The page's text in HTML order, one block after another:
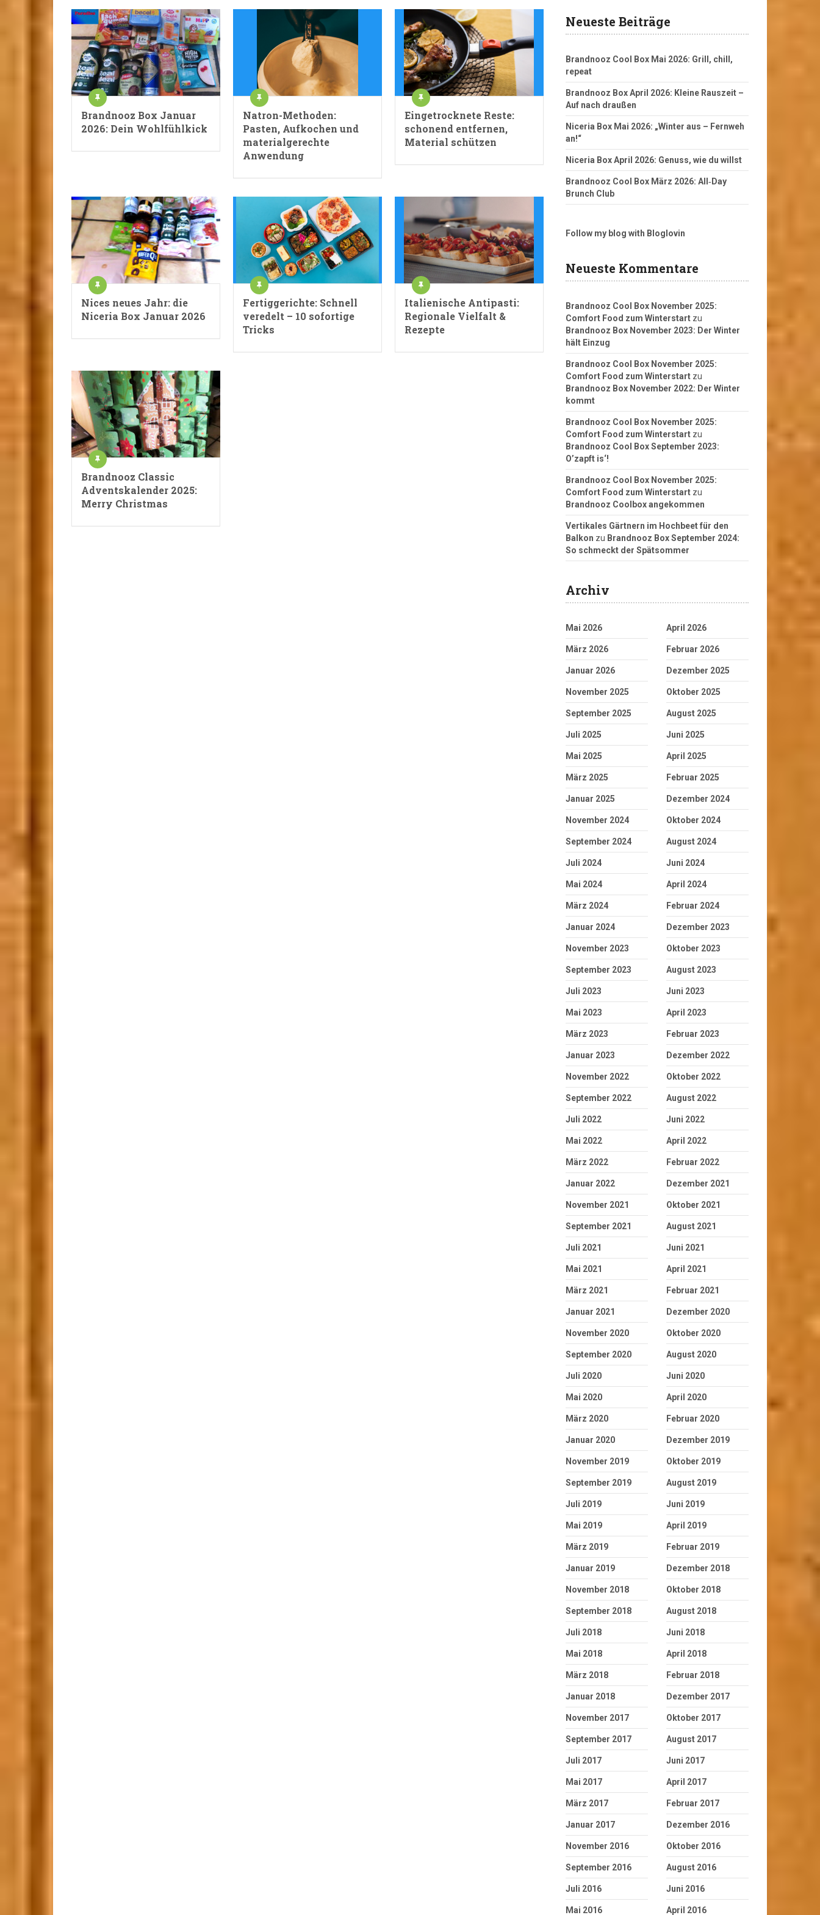
Brandnooz Box Januar
2026: Dein Wohlfühlkick
Natron-Methoden:
Pasten, Aufkochen und
materialgerechte
Anwendung
Eingetrocknete Reste:
schonend entfernen,
Material schützen
Nices neues Jahr: die
Niceria Box Januar 2026
Fertiggerichte: Schnell
veredelt – 10 sofortige
Tricks
Italienische Antipasti:
Regionale Vielfalt &
Rezepte
Brandnooz Classic
Adventskalender 2025:
Merry Christmas
Neueste Beiträge
Brandnooz Cool Box Mai 2026: Grill, chill,
repeat
Brandnooz Box April 2026: Kleine Rauszeit –
Auf nach draußen
Niceria Box Mai 2026: „Winter aus – Fernweh
an!“
Niceria Box April 2026: Genuss, wie du willst
Brandnooz Cool Box März 2026: All‑Day
Brunch Club
Follow my blog with Bloglovin
Neueste Kommentare
Brandnooz Cool Box November 2025:
Comfort Food zum Winterstart zu
Brandnooz Box November 2023: Der Winter
hält Einzug
Brandnooz Cool Box November 2025:
Comfort Food zum Winterstart zu
Brandnooz Box November 2022: Der Winter
kommt
Brandnooz Cool Box November 2025:
Comfort Food zum Winterstart zu
Brandnooz Cool Box September 2023:
O’zapft is‘!
Brandnooz Cool Box November 2025:
Comfort Food zum Winterstart zu
Brandnooz Coolbox angekommen
Vertikales Gärtnern im Hochbeet für den
Balkon zu Brandnooz Box September 2024:
So schmeckt der Spätsommer
Archiv
Mai 2026 April 2026
März 2026 Februar 2026
Januar 2026 Dezember 2025
November 2025 Oktober 2025
September 2025 August 2025
Juli 2025 Juni 2025
Mai 2025 April 2025
März 2025 Februar 2025
Januar 2025 Dezember 2024
November 2024 Oktober 2024
September 2024 August 2024
Juli 2024 Juni 2024
Mai 2024 April 2024
März 2024 Februar 2024
Januar 2024 Dezember 2023
November 2023 Oktober 2023
September 2023 August 2023
Juli 2023 Juni 2023
Mai 2023 April 2023
März 2023 Februar 2023
Januar 2023 Dezember 2022
November 2022 Oktober 2022
September 2022 August 2022
Juli 2022 Juni 2022
Mai 2022 April 2022
März 2022 Februar 2022
Januar 2022 Dezember 2021
November 2021 Oktober 2021
September 2021 August 2021
Juli 2021 Juni 2021
Mai 2021 April 2021
März 2021 Februar 2021
Januar 2021 Dezember 2020
November 2020 Oktober 2020
September 2020 August 2020
Juli 2020 Juni 2020
Mai 2020 April 2020
März 2020 Februar 2020
Januar 2020 Dezember 2019
November 2019 Oktober 2019
September 2019 August 2019
Juli 2019 Juni 2019
Mai 2019 April 2019
März 2019 Februar 2019
Januar 2019 Dezember 2018
November 2018 Oktober 2018
September 2018 August 2018
Juli 2018 Juni 2018
Mai 2018 April 2018
März 2018 Februar 2018
Januar 2018 Dezember 2017
November 2017 Oktober 2017
September 2017 August 2017
Juli 2017 Juni 2017
Mai 2017 April 2017
März 2017 Februar 2017
Januar 2017 Dezember 2016
November 2016 Oktober 2016
September 2016 August 2016
Juli 2016 Juni 2016
Mai 2016 April 2016